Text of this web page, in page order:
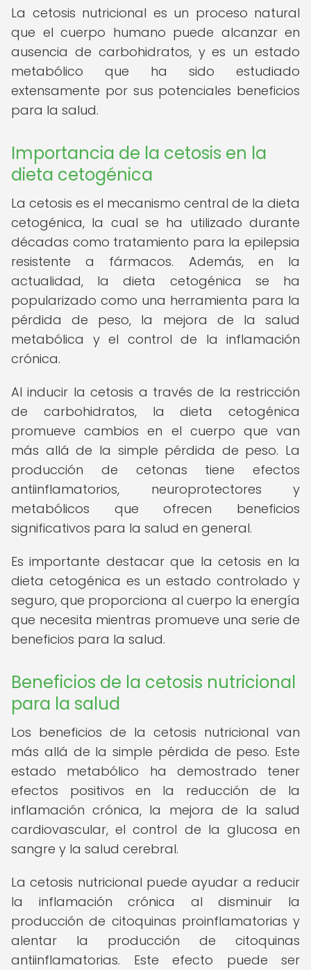
La cetosis nutricional es un proceso natural
que el cuerpo humano puede alcanzar en
ausencia de carbohidratos, y es un estado
metabólico que ha sido estudiado
extensamente por sus potenciales beneficios
para la salud.
Importancia de la cetosis en la
dieta cetogénica
La cetosis es el mecanismo central de la dieta
cetogénica, la cual se ha utilizado durante
décadas como tratamiento para la epilepsia
resistente a fármacos. Además, en la
actualidad, la dieta cetogénica se ha
popularizado como una herramienta para la
pérdida de peso, la mejora de la salud
metabólica y el control de la inflamación
crónica.
Al inducir la cetosis a través de la restricción
de carbohidratos, la dieta cetogénica
promueve cambios en el cuerpo que van
más allá de la simple pérdida de peso. La
producción de cetonas tiene efectos
antiinflamatorios, neuroprotectores y
metabólicos que ofrecen beneficios
significativos para la salud en general.
Es importante destacar que la cetosis en la
dieta cetogénica es un estado controlado y
seguro, que proporciona al cuerpo la energía
que necesita mientras promueve una serie de
beneficios para la salud.
Beneficios de la cetosis nutricional
para la salud
Los beneficios de la cetosis nutricional van
más allá de la simple pérdida de peso. Este
estado metabólico ha demostrado tener
efectos positivos en la reducción de la
inflamación crónica, la mejora de la salud
cardiovascular, el control de la glucosa en
sangre y la salud cerebral.
La cetosis nutricional puede ayudar a reducir
la inflamación crónica al disminuir la
producción de citoquinas proinflamatorias y
alentar la producción de citoquinas
antiinflamatorias. Este efecto puede ser